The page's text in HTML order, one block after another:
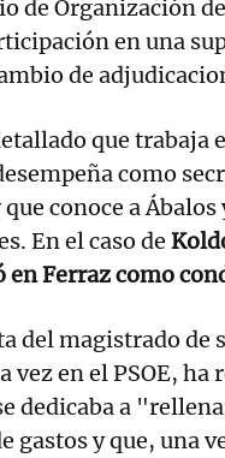
de Organización
en una
de
que trabaja
como
conoce a Ábalos
En el caso de
en Ferraz como
del magistrado de
vez en el PSOE, ha
dedicaba a
gastos y que, una